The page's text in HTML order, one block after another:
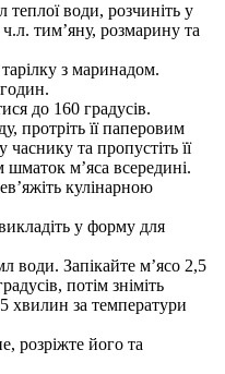
теплої води, розчиніть у
тимʼяну, розмарину та
з маринадом.
до 160 градусів.
протріть її паперовим
та пропустіть її
мʼяса всередині.
кулінарною
у форму для
води. Запікайте мʼясо 2,5
потім зніміть
хвилин за температури
розріжте його та